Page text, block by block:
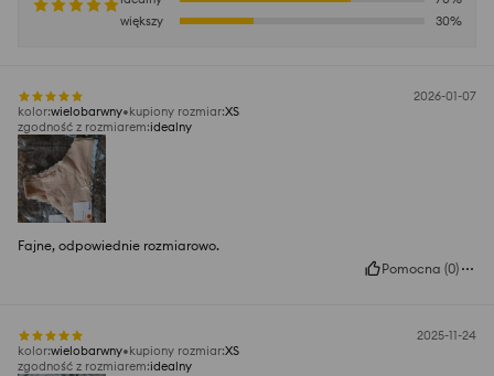
większy
30%
2026-01-07
kolor:wielobarwny kupiony rozmiar:XS
zgodność z rozmiarem:idealny
Fajne, odpowiednie rozmiarowo.
Pomocna (0)
2025-11-24
kolor:wielobarwny kupiony rozmiar:XS
zgodność z rozmiarem:idealny